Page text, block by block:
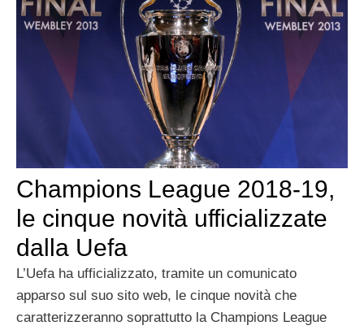
Champions League 2018-19,
le cinque novità ufficializzate
dalla Uefa
L’Uefa ha ufficializzato, tramite un comunicato
apparso sul suo sito web, le cinque novità che
caratterizzeranno soprattutto la Champions League